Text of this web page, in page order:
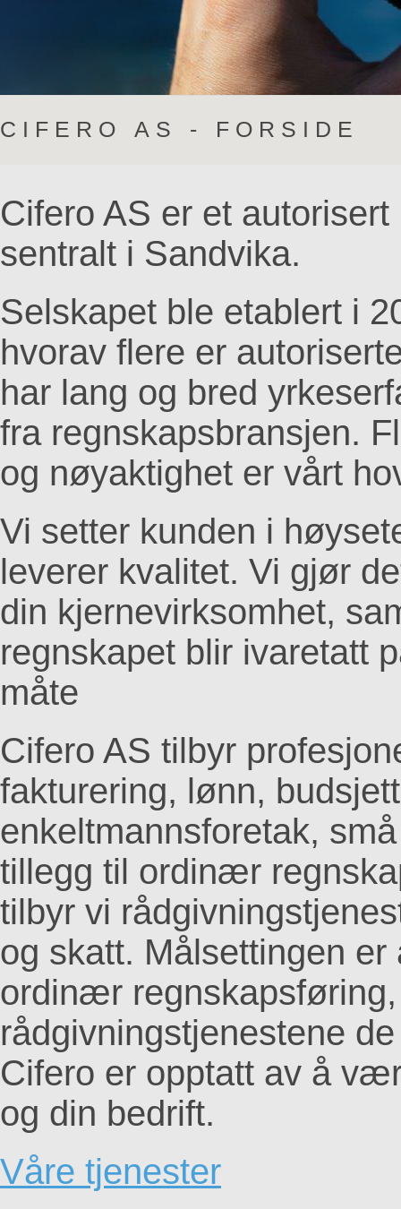
C I F E R O A S - F O R S I D E
Cifero AS er et
sentralt i Sandvika.
Selskapet ble etablert i
hvorav flere er
har lang og bred
fra regnskapsbransjen.
og nøyaktighet er vårt
Vi setter kunden i
leverer kvalitet. Vi gjør
din kjernevirksomhet,
regnskapet blir ivaretatt
måte
Cifero AS tilbyr
fakturering, lønn,
enkeltmannsforetak,
tillegg til ordinær
tilbyr vi
og skatt. Målsettingen
ordinær
rådgivningstjenestene
Cifero er opptatt av å
og din bedrift.
Våre tjenester